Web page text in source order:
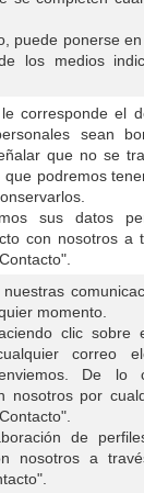
puede ponerse
los medios
corresponde el
sean
que no se
podremos
sus datos
con nosotros a
momento.
clic sobre
correo
De lo
nosotros por
de
nosotros a